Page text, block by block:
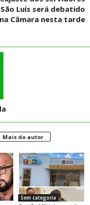
Luís será debatido
na Câmara nesta tarde
Mais do autor
Sem categoria